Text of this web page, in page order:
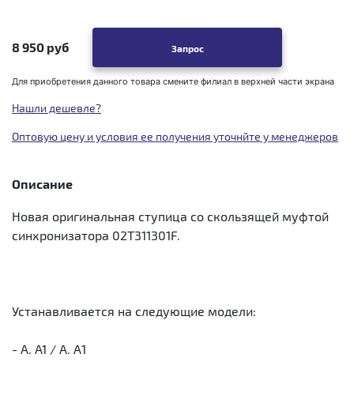
8 950 руб Запрос
Для приобретения данного товара смените филиал в верхней части экрана
Нашли дешевле?
Оптовую цену и условия ее получения уточнйте у менеджеров
Описание
Новая оригинальная ступица со скользящей муфтой
синхронизатора 02T311301F.
Устанавливается на следующие модели:
- A. A1 / А. А1